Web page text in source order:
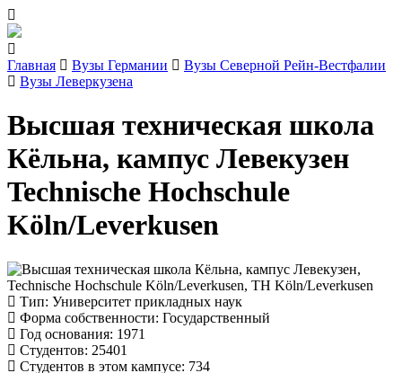
Главная Вузы Германии
Вузы Северной Рейн-Вестфалии
Вузы Леверкузена
Высшая техническая школа
Кёльна, кампус Левекузен
Technische Hochschule
Köln/Leverkusen
Тип: Университет прикладных наук
Форма собственности: Государственный
Год основания: 1971
Студентов: 25401
Студентов в этом кампусе: 734